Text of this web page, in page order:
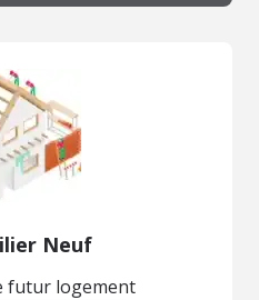
Neuf
futur logement